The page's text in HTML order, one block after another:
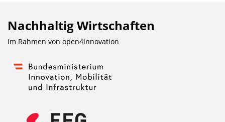
Nachhaltig Wirtschaften
Im Rahmen von open4innovation